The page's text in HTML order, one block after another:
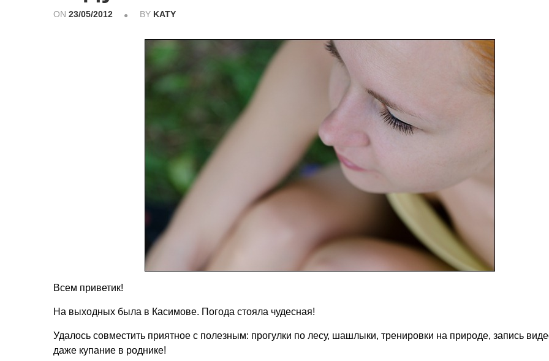
ON 23/05/2012 BY KATY
Всем приветик!
На выходных была в Касимове. Погода стояла чудесная!
Удалось совместить приятное с полезным: прогулки по лесу, шашлыки, тренировки на природе, запись
даже купание в роднике!